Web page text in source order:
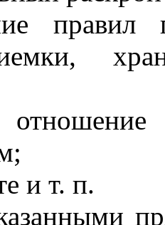
правил
и т. п.